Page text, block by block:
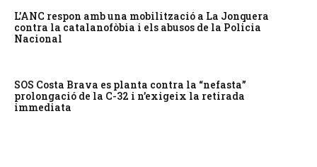
L’ANC respon amb una mobilització a La Jonquera
contra la catalanofòbia i els abusos de la Policia
Nacional
SOS Costa Brava es planta contra la “nefasta”
prolongació de la C-32 i n’exigeix la retirada
immediata